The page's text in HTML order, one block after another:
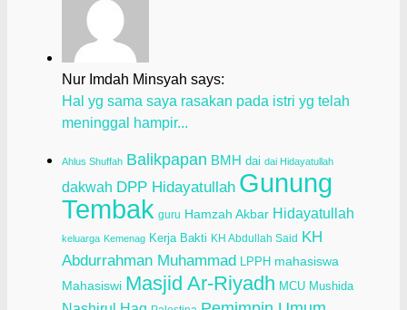
Nur Imdah Minsyah says:
Hal yg sama saya rasakan pada istri yg telah
meninggal hampir...
Ahlus Shuffah Balikpapan BMH dai dai Hidayatullah
dakwah DPP Hidayatullah Gunung
Tembak guru Hamzah Akbar Hidayatullah
keluarga Kemenag Kerja Bakti KH Abdullah Said KH
Abdurrahman Muhammad
LPPH mahasiswa
Mahasiswi Masjid Ar-Riyadh MCU Mushida